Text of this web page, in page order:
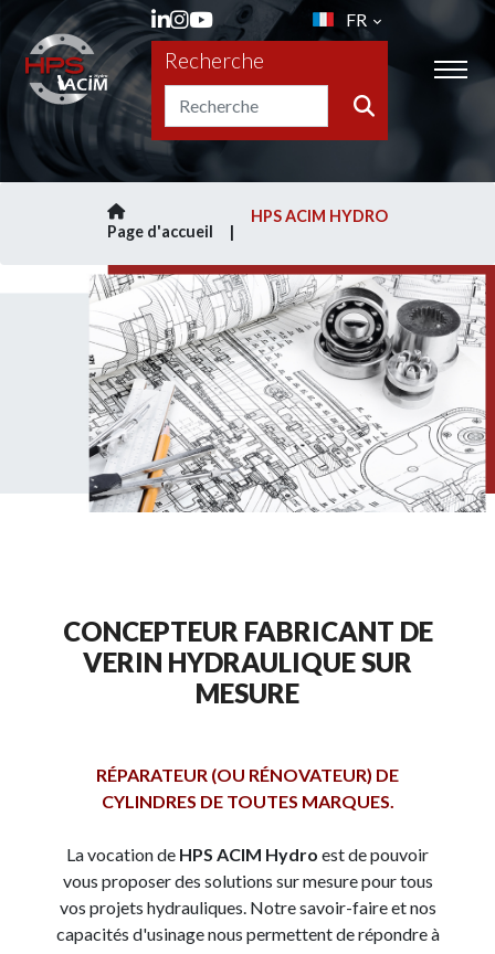
FR
Recherche
Page d'accueil
HPS ACIM HYDRO
CONCEPTEUR FABRICANT DE
VERIN HYDRAULIQUE SUR
MESURE
RÉPARATEUR (OU RÉNOVATEUR) DE
CYLINDRES DE TOUTES MARQUES.
La vocation de HPS ACIM Hydro est de pouvoir
vous proposer des solutions sur mesure pour tous
vos projets hydrauliques. Notre savoir-faire et nos
capacités d'usinage nous permettent de répondre à